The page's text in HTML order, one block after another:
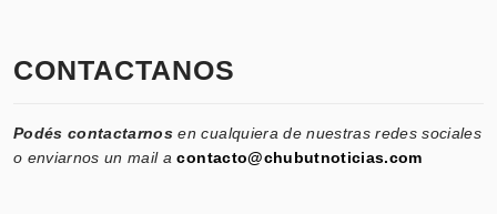
CONTACTANOS
Podés contactarnos en cualquiera de nuestras redes sociales
o enviarnos un mail acontacto@chubutnoticias.com